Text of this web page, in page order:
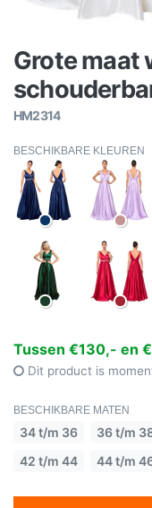
Grote maat
HM2314
BESCHIKBARE KLEUREN
Tussen €130,- en
Dit product is
BESCHIKBARE MATEN
34 t/m 36 36 t/m
42 t/m 44
44 t/m